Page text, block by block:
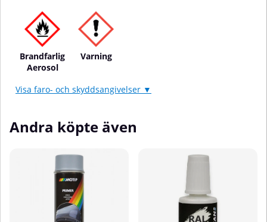
Brandfarlig
Aerosol
Varning
Visa faro- och skyddsangivelser ▼
Andra köpte även